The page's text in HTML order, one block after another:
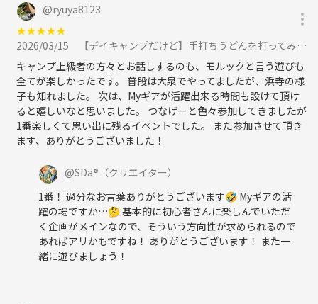
@ryuya8123
★★★★★
2026/03/15
【デイキャンプだけど】手打ちうどんを打ってみよう！に参加
キャンプ上級者の方々とお話しするのも、モルックと言う遊びも
全てが楽しかったです。 普段は大泉でやってましたが、浜寺の様
子も知れました。 次は、Myギアが活躍出来る時間も設けて頂け
ると嬉しいなと思いました。 つなげーと色々参加してきましたが
1番楽しくて思い出に残るイベントでした。 また参加させて頂き
ます、ありがとうございました！
@SDa®️ （クリエイター）
1番！ 過分なお言葉ありがとうございます🤣 Myギアの活
躍の場ですか…🤔 基本的に初心者さんに楽しんでいただ
く企画がメインなので、そういう方向性が求められるので
あればアリかもですね！ ありがとうございます！ また一
緒に遊びましょう！